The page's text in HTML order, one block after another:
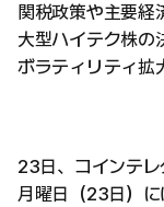
関税政策や主要経
大型ハイテク株の
ボラティリティ拡
23日、コインテレ
月曜日（23日）